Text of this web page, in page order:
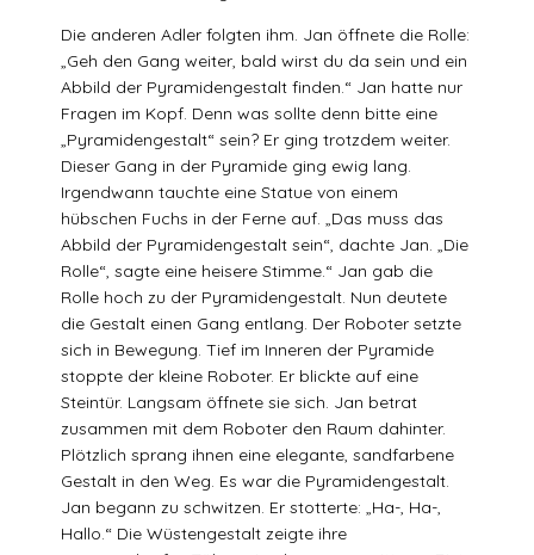
Die anderen Adler folgten ihm. Jan öffnete die Rolle:
„Geh den Gang weiter, bald wirst du da sein und ein
Abbild der Pyramidengestalt finden.“ Jan hatte nur
Fragen im Kopf. Denn was sollte denn bitte eine
„Pyramidengestalt“ sein? Er ging trotzdem weiter.
Dieser Gang in der Pyramide ging ewig lang.
Irgendwann tauchte eine Statue von einem
hübschen Fuchs in der Ferne auf. „Das muss das
Abbild der Pyramidengestalt sein“, dachte Jan. „Die
Rolle“, sagte eine heisere Stimme.“ Jan gab die
Rolle hoch zu der Pyramidengestalt. Nun deutete
die Gestalt einen Gang entlang. Der Roboter setzte
sich in Bewegung. Tief im Inneren der Pyramide
stoppte der kleine Roboter. Er blickte auf eine
Steintür. Langsam öffnete sie sich. Jan betrat
zusammen mit dem Roboter den Raum dahinter.
Plötzlich sprang ihnen eine elegante, sandfarbene
Gestalt in den Weg. Es war die Pyramidengestalt.
Jan begann zu schwitzen. Er stotterte: „Ha-, Ha-,
Hallo.“ Die Wüstengestalt zeigte ihre